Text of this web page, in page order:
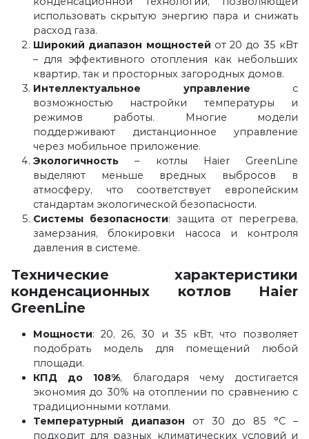
использовать скрытую энергию пара и снижать
расход газа.
Широкий диапазон мощностей от 20 до 35 кВт
– для эффективного отопления как небольших
квартир, так и просторных загородных домов.
Интеллектуальное управление с
возможностью настройки температуры и
режимов работы. Многие модели
поддерживают дистанционное управление
через мобильное приложение.
Экологичность – котлы Haier GreenLine
выделяют меньше вредных выбросов в
атмосферу, что соответствует европейским
стандартам экологической безопасности.
Системы безопасности: защита от перегрева,
замерзания, блокировки насоса и контроля
давления в системе.
Технические характеристики
конденсационных котлов Haier
GreenLine
Мощности: 20, 26, 30 и 35 кВт, что позволяет
подобрать модель для помещений любой
площади.
КПД до 108%, благодаря чему достигается
экономия до 30% на отоплении по сравнению с
традиционными котлами.
Температурный диапазон от 30 до 85 °С –
подходит для разных климатических условий и